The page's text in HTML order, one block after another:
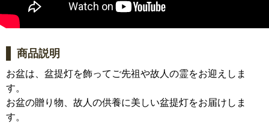
商品説明
お盆は、盆提灯を飾ってご先祖や故人の霊をお迎えしま
す。
お盆の贈り物、故人の供養に美しい盆提灯をお届けしま
す。